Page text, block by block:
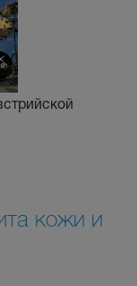
кожи и